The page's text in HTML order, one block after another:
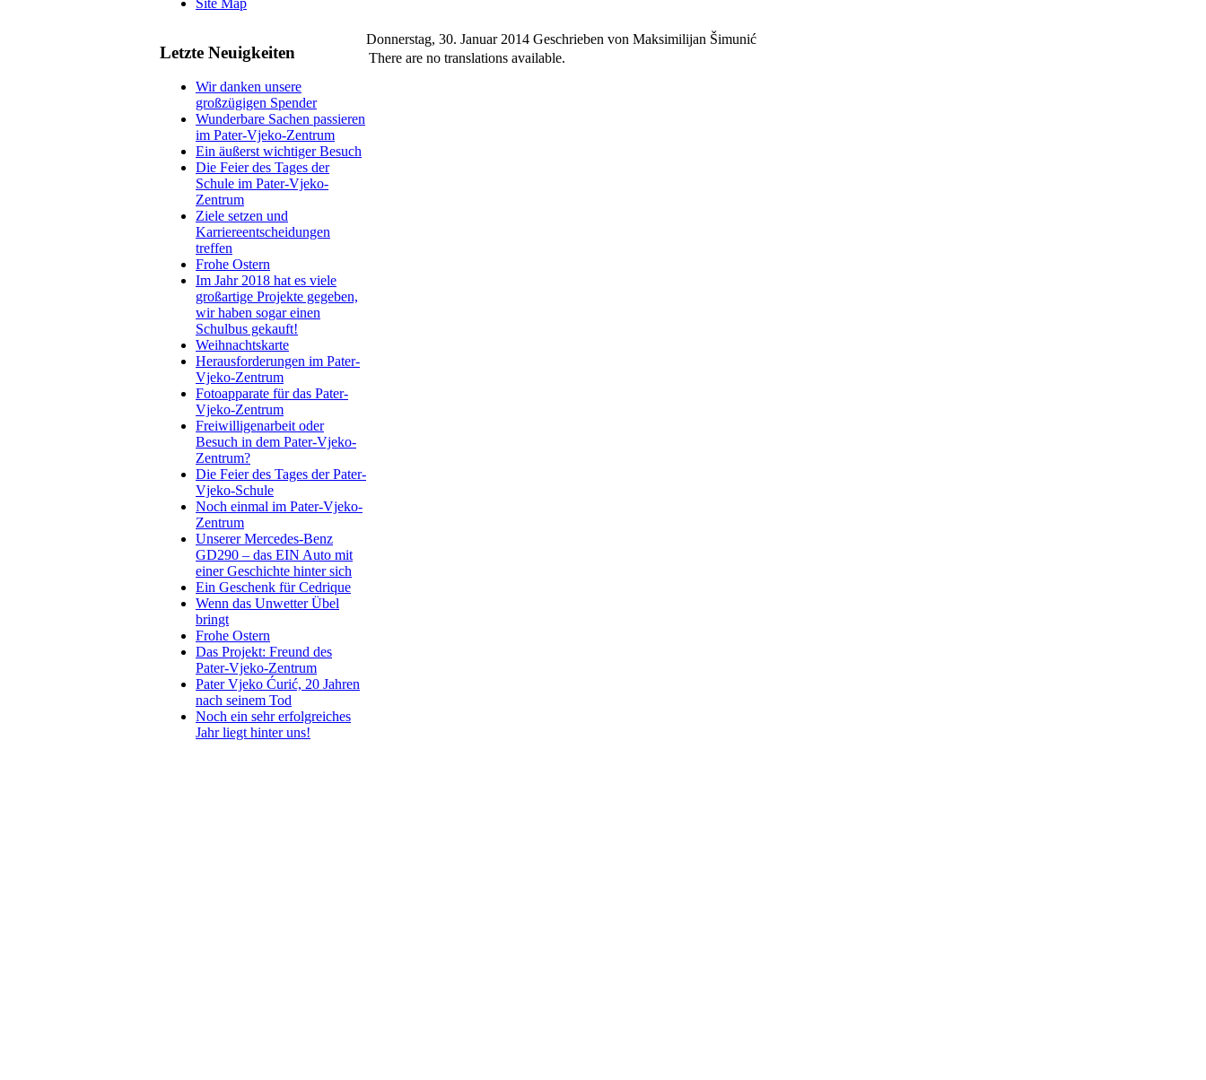
Site Map
Letzte Neuigkeiten
Wir danken unsere
großzügigen Spender
Wunderbare Sachen passieren
im Pater-Vjeko-Zentrum
Ein äußerst wichtiger Besuch
Die Feier des Tages der
Schule im Pater-Vjeko-
Zentrum
Ziele setzen und
Karriereentscheidungen
treffen
Frohe Ostern
Im Jahr 2018 hat es viele
großartige Projekte gegeben,
wir haben sogar einen
Schulbus gekauft!
Weihnachtskarte
Herausforderungen im Pater-
Vjeko-Zentrum
Fotoapparate für das Pater-
Vjeko-Zentrum
Freiwilligenarbeit oder
Besuch in dem Pater-Vjeko-
Zentrum?
Die Feier des Tages der Pater-
Vjeko-Schule
Noch einmal im Pater-Vjeko-
Zentrum
Unserer Mercedes-Benz
GD290 – das EIN Auto mit
einer Geschichte hinter sich
Ein Geschenk für Cedrique
Wenn das Unwetter Übel
bringt
Frohe Ostern
Das Projekt: Freund des
Pater-Vjeko-Zentrum
Pater Vjeko Ćurić, 20 Jahren
nach seinem Tod
Noch ein sehr erfolgreiches
Jahr liegt hinter uns!
Donnerstag, 30. Januar 2014 Geschrieben von Maksimilijan Šimunić
There are no translations available.